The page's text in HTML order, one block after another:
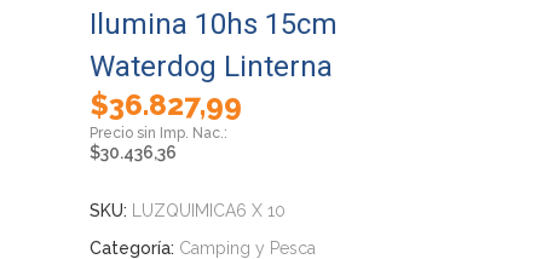
Ilumina 10hs 15cm
Waterdog Linterna
$36.827,99
$30.436,36
SKU:
LUZQUIMICA6 X 10
Categoría: Camping y Pesca